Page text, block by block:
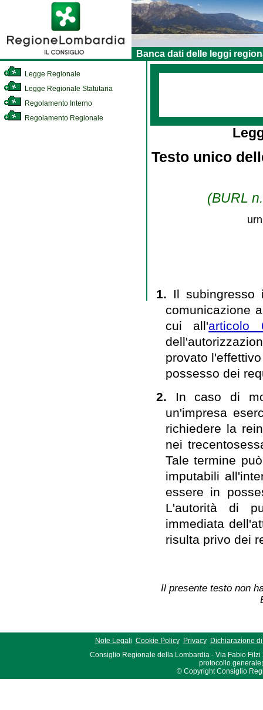
Banca dati delle leggi
Legge Regionale
Legge Regionale Statutaria
Regolamento Interno
Regolamento Regionale
Testo unico
(BURL
1. Il subingresso
comunicazione
cui all'articolo
provato
possesso dei
2.
In caso di
un'impresa
richiedere la
nei
Tale termine
imputabili
essere in
L'autorità di
immediata
risulta privo dei
Il presente testo non
Note Legali Cookie Policy Privacy
Dichiarazione
Consiglio Regionale della Lombardia - Via Fabio Filzi
© Copyright Consiglio